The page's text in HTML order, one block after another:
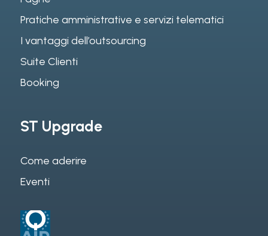
Pratiche amministrative e servizi telematici
I vantaggi dell’outsourcing
Suite Clienti
Booking
ST Upgrade
Come aderire
Eventi